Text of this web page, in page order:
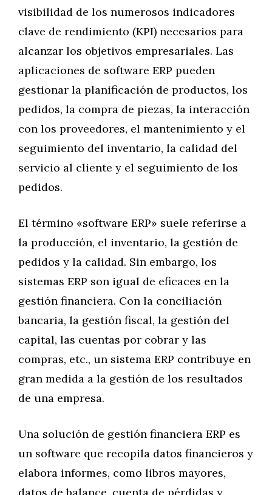
visibilidad de los numerosos indicadores
clave de rendimiento (KPI) necesarios para
alcanzar los objetivos empresariales. Las
aplicaciones de software ERP pueden
gestionar la planificación de productos, los
pedidos, la compra de piezas, la interacción
con los proveedores, el mantenimiento y el
seguimiento del inventario, la calidad del
servicio al cliente y el seguimiento de los
pedidos.
El término «software ERP» suele referirse a
la producción, el inventario, la gestión de
pedidos y la calidad. Sin embargo, los
sistemas ERP son igual de eficaces en la
gestión financiera. Con la conciliación
bancaria, la gestión fiscal, la gestión del
capital, las cuentas por cobrar y las
compras, etc., un sistema ERP contribuye en
gran medida a la gestión de los resultados
de una empresa.
Una solución de gestión financiera ERP es
un software que recopila datos financieros y
elabora informes, como libros mayores,